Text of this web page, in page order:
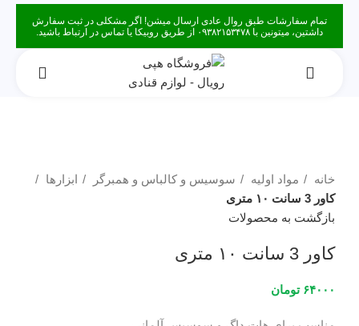
تمام سفارشات طبق روال عادی ارسال میشن! اگر مشکلی در ثبت سفارش
داشتین، میتونین با ۰۹۳۸۲۱۵۳۴۷۸ از طریق روبیکا یا تماس در ارتباط باشید.
خانه
مواد اولیه سوسیس و کالباس و همبرگر
ابزارها
کاور 3 سانت ۱۰ متری
بازگشت به محصولات
کاور 3 سانت ۱۰ متری
۶۴۰۰۰ تومان